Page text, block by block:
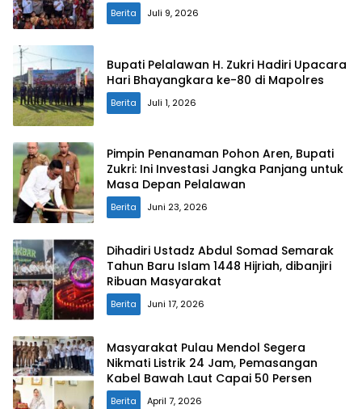
Berita Juli 9, 2026
Bupati Pelalawan H. Zukri Hadiri Upacara
Hari Bhayangkara ke-80 di Mapolres
Berita Juli 1, 2026
Pimpin Penanaman Pohon Aren, Bupati
Zukri: Ini Investasi Jangka Panjang untuk
Masa Depan Pelalawan
Berita Juni 23, 2026
Dihadiri Ustadz Abdul Somad Semarak
Tahun Baru Islam 1448 Hijriah, dibanjiri
Ribuan Masyarakat
Berita Juni 17, 2026
Masyarakat Pulau Mendol Segera
Nikmati Listrik 24 Jam, Pemasangan
Kabel Bawah Laut Capai 50 Persen
Berita April 7, 2026